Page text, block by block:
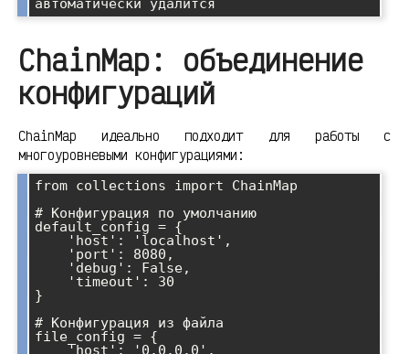
ChainMap: объединение
конфигураций
ChainMap идеально подходит для работы с
многоуровневыми конфигурациями:
from collections import ChainMap
# Конфигурация по умолчанию
default_config = {
}
# Конфигурация из файла
file_config = {